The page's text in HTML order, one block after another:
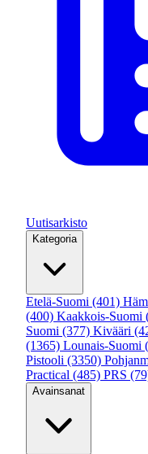
Uutisarkisto
Kategoria
Etelä-Suomi (401)
(400) Kaakkois-Suomi
Suomi (377) Kivääri
(1365) Lounais-Suomi
Pistooli (3350)
Practical (485) PRS
Avainsanat